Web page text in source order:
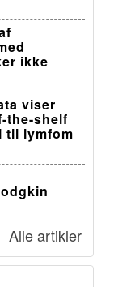
ikke
viser
the-shelf
til lymfom
Alle artikler